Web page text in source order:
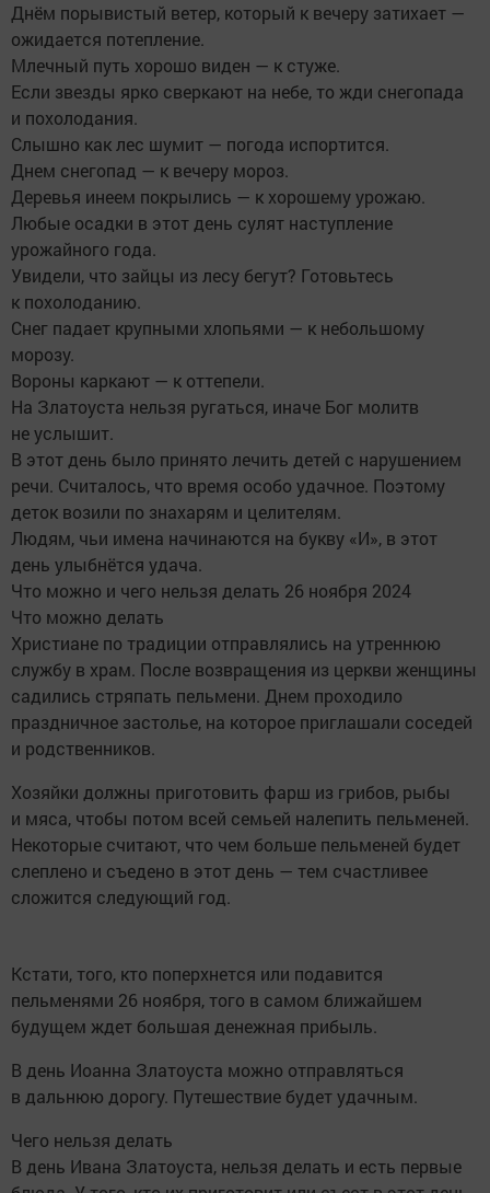
Днём порывистый ветер, который к вечеру затихает —
ожидается потепление.
Млечный путь хорошо виден — к стуже.
Если звезды ярко сверкают на небе, то жди снегопада
и похолодания.
Слышно как лес шумит — погода испортится.
Днем снегопад — к вечеру мороз.
Деревья инеем покрылись — к хорошему урожаю.
Любые осадки в этот день сулят наступление
урожайного года.
Увидели, что зайцы из лесу бегут? Готовьтесь
к похолоданию.
Снег падает крупными хлопьями — к небольшому
морозу.
Вороны каркают — к оттепели.
На Златоуста нельзя ругаться, иначе Бог молитв
не услышит.
В этот день было принято лечить детей с нарушением
речи. Считалось, что время особо удачное. Поэтому
деток возили по знахарям и целителям.
Людям, чьи имена начинаются на букву «И», в этот
день улыбнётся удача.
Что можно и чего нельзя делать 26 ноября 2024
Что можно делать
Христиане по традиции отправлялись на утреннюю
службу в храм. После возвращения из церкви женщины
садились стряпать пельмени. Днем проходило
праздничное застолье, на которое приглашали соседей
и родственников.
Хозяйки должны приготовить фарш из грибов, рыбы
и мяса, чтобы потом всей семьей налепить пельменей.
Некоторые считают, что чем больше пельменей будет
слеплено и съедено в этот день — тем счастливее
сложится следующий год.
Кстати, того, кто поперхнется или подавится
пельменями 26 ноября, того в самом ближайшем
будущем ждет большая денежная прибыль.
В день Иоанна Златоуста можно отправляться
в дальнюю дорогу. Путешествие будет удачным.
Чего нельзя делать
В день Ивана Златоуста, нельзя делать и есть первые